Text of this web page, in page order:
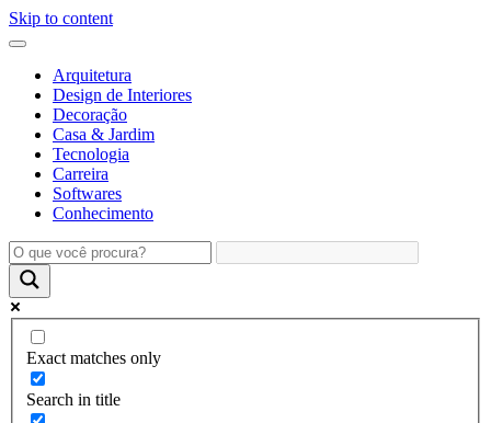
Skip to content
Arquitetura
Design de Interiores
Decoração
Casa & Jardim
Tecnologia
Carreira
Softwares
Conhecimento
Exact matches only
Search in title